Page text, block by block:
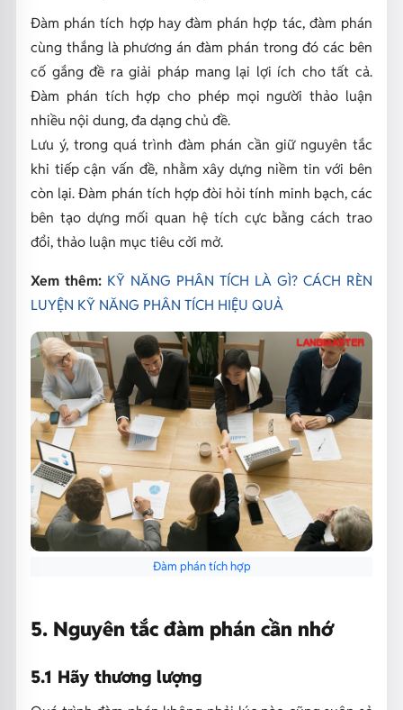
Đàm phán tích hợp hay đàm phán hợp tác, đàm phán
cùng thắng là phương án đàm phán trong đó các bên
cố gắng đề ra giải pháp mang lại lợi ích cho tất cả.
Đàm phán tích hợp cho phép mọi người thảo luận
nhiều nội dung, đa dạng chủ đề.
Lưu ý, trong quá trình đàm phán cần giữ nguyên tắc
khi tiếp cận vấn đề, nhằm xây dựng niềm tin với bên
còn lại. Đàm phán tích hợp đòi hỏi tính minh bạch, các
bên tạo dựng mối quan hệ tích cực bằng cách trao
đổi, thảo luận mục tiêu cởi mở.
Xem thêm:KỸ NĂNG PHÂN TÍCH LÀ GÌ? CÁCH RÈN
LUYỆN KỸ NĂNG PHÂN TÍCH HIỆU QUẢ
Đàm phán tích hợp
5. Nguyên tắc đàm phán cần nhớ
5.1 Hãy thương lượng